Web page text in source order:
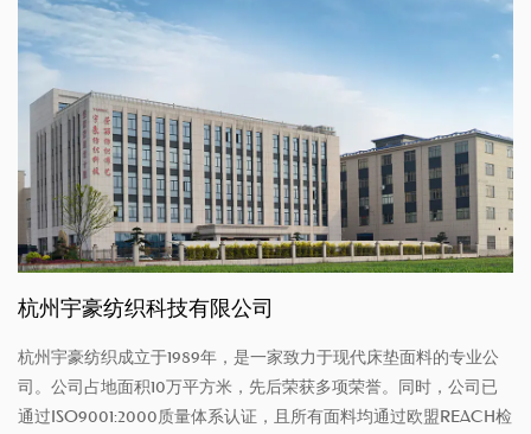
杭州宇豪纺织科技有限公司
杭州宇豪纺织成立于1989年，是一家致力于现代床垫面料的专业公
司。公司占地面积10万平方米，先后荣获多项荣誉。同时，公司已
通过ISO9001:2000质量体系认证，且所有面料均通过欧盟REACH检